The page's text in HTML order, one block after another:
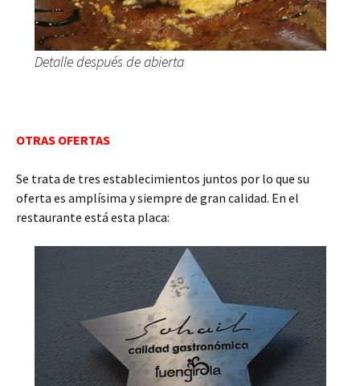
Detalle después de abierta
OTRAS OFERTAS
Se trata de tres establecimientos juntos por lo que su
oferta es amplísima y siempre de gran calidad. En el
restaurante está esta placa: